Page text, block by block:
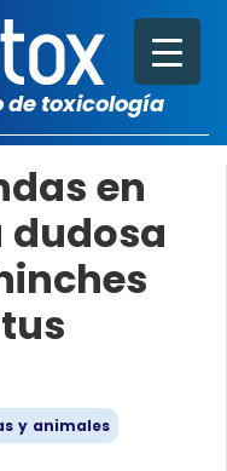
de toxicología
en
dudosa
y animales